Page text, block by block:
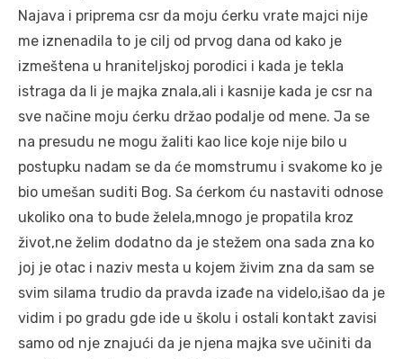
Najava i priprema csr da moju ćerku vrate majci nije
me iznenadila to je cilj od prvog dana od kako je
izmeštena u hraniteljskoj porodici i kada je tekla
istraga da li je majka znala,ali i kasnije kada je csr na
sve načine moju ćerku držao podalje od mene. Ja se
na presudu ne mogu žaliti kao lice koje nije bilo u
postupku nadam se da će momstrumu i svakome ko je
bio umešan suditi Bog. Sa ćerkom ću nastaviti odnose
ukoliko ona to bude želela,mnogo je propatila kroz
život,ne želim dodatno da je stežem ona sada zna ko
joj je otac i naziv mesta u kojem živim zna da sam se
svim silama trudio da pravda izađe na videlo,išao da je
vidim i po gradu gde ide u školu i ostali kontakt zavisi
samo od nje znajući da je njena majka sve učiniti da